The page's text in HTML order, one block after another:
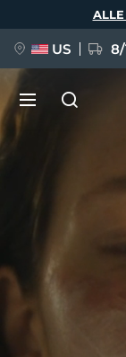
US
FAQ™ Pure
Français
Polski